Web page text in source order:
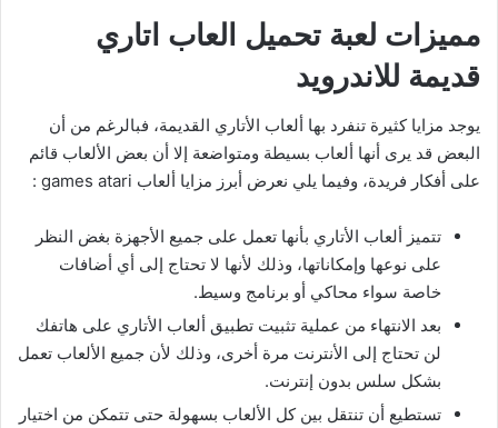
مميزات لعبة تحميل العاب اتاري
قديمة للاندرويد
يوجد مزايا كثيرة تنفرد بها ألعاب الأتاري القديمة، فبالرغم من أن
البعض قد يرى أنها ألعاب بسيطة ومتواضعة إلا أن بعض الألعاب قائم
على أفكار فريدة، وفيما يلي نعرض أبرز مزايا ألعاب games atari :
تتميز ألعاب الأتاري بأنها تعمل على جميع الأجهزة بغض النظر
على نوعها وإمكاناتها، وذلك لأنها لا تحتاج إلى أي أضافات
خاصة سواء محاكي أو برنامج وسيط.
بعد الانتهاء من عملية تثبيت تطبيق ألعاب الأتاري على هاتفك
لن تحتاج إلى الأنترنت مرة أخرى، وذلك لأن جميع الألعاب تعمل
بشكل سلس بدون إنترنت.
تستطيع أن تنتقل بين كل الألعاب بسهولة حتى تتمكن من اختيار